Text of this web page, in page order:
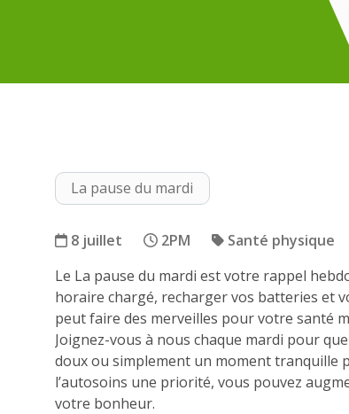
La pause du mardi
8 juillet 2PM Santé physique
La pause du mardi
Le La pause du mardi est votre rappel
horaire chargé, recharger vos batteries et
peut faire des merveilles pour votre santé
Joignez-vous à nous chaque mardi pour
doux ou simplement un moment tranquille
l’autosoins une priorité, vous pouvez
votre bonheur.